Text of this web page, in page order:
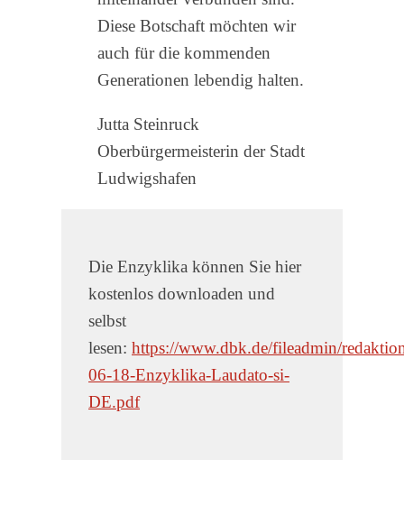
Diese Botschaft möchten wir
auch für die kommenden
Generationen lebendig halten.
Jutta Steinruck
Oberbürgermeisterin der Stadt
Ludwigshafen
Die Enzyklika können Sie hier
kostenlos downloaden und
selbst
lesen: https://www.dbk.de/fileadmin/
06-18-Enzyklika-Laudato-si-
DE.pdf